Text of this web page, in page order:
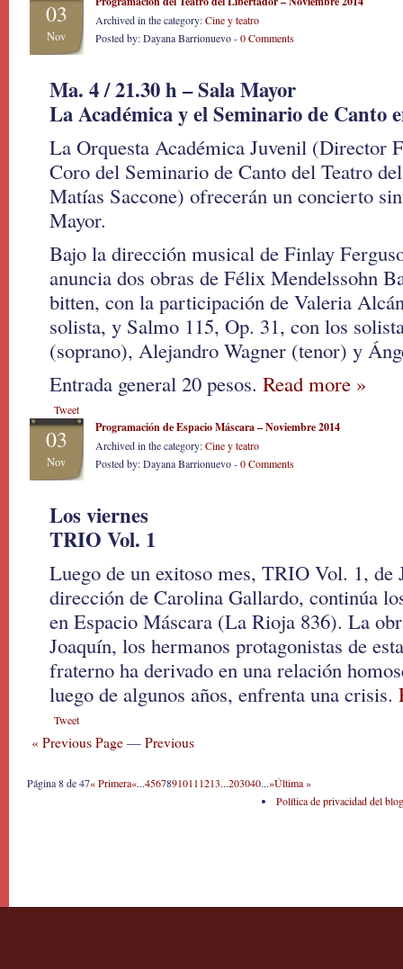
03
Nov
Archived in the category:Cine y teatro
Posted by: Dayana Barrionuevo -0 Comments
Ma. 4 / 21.30 h – Sala Mayor
La Académica y el Seminario de Canto
La Orquesta Académica Juvenil (Director
Coro del Seminario de Canto del Teatro
Matías Saccone) ofrecerán un concierto
Mayor.
Bajo la dirección musical de Finlay
anuncia dos obras de Félix Mendelssohn
bitten, con la participación de Valeria
solista, y Salmo 115, Op. 31, con los
(soprano), Alejandro Wagner (tenor) y
Entrada general 20 pesos. Read more »
Tweet
03
Nov
Programación de Espacio Máscara – Noviembre 2014
Archived in the category:Cine y teatro
Posted by: Dayana Barrionuevo -0 Comments
Los viernes
TRIO Vol. 1
Luego de un exitoso mes, TRIO Vol. 1, de
dirección de Carolina Gallardo, continúa
en Espacio Máscara (La Rioja 836). La
Joaquín, los hermanos protagonistas de
fraterno ha derivado en una relación
luego de algunos años, enfrenta una crisis.
Tweet
« Previous Page — Previous
Página 8 de 47« Primera«...4567891011 1213...203040...»Última »
Política de privacidad del